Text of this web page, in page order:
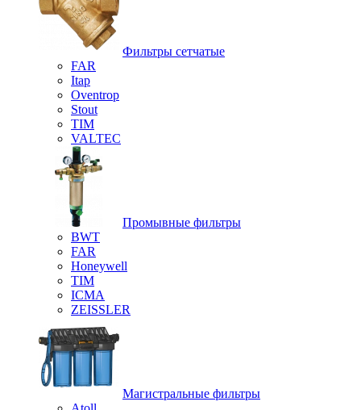
Фильтры сетчатые
FAR
Itap
Oventrop
Stout
TIM
VALTEC
Промывные фильтры
BWT
FAR
Honeywell
TIM
ICMA
ZEISSLER
Магистральные фильтры